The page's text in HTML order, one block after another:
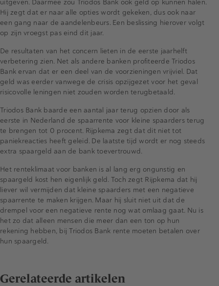
uitgeven. Daarmee zou Triodos Bank ook geld op kunnen halen.
Hij zegt dat er naar alle opties wordt gekeken, dus ook naar
een gang naar de aandelenbeurs. Een beslissing hierover volgt
op zijn vroegst pas eind dit jaar.
De resultaten van het concern lieten in de eerste jaarhelft
verbetering zien. Net als andere banken profiteerde Triodos
Bank ervan dat er een deel van de voorzieningen vrijviel. Dat
geld was eerder vanwege de crisis opzijgezet voor het geval
risicovolle leningen niet zouden worden terugbetaald.
Triodos Bank baarde een aantal jaar terug opzien door als
eerste in Nederland de spaarrente voor kleine spaarders terug
te brengen tot 0 procent. Rijpkema zegt dat dit niet tot
paniekreacties heeft geleid. De laatste tijd wordt er nog steeds
extra spaargeld aan de bank toevertrouwd.
Het renteklimaat voor banken is al lang erg ongunstig en
spaargeld kost hen eigenlijk geld. Toch zegt Rijpkema dat hij
liever wil vermijden dat kleine spaarders met een negatieve
spaarrente te maken krijgen. Maar hij sluit niet uit dat de
drempel voor een negatieve rente nog wat omlaag gaat. Nu is
het zo dat alleen mensen die meer dan een ton op hun
rekening hebben, bij Triodos Bank rente moeten betalen over
hun spaargeld.
Gerelateerde artikelen